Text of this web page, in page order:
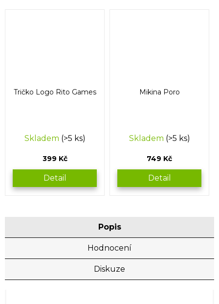
Tričko Logo Rito Games
Skladem (>5 ks)
399 Kč
Detail
Mikina Poro
Skladem (>5 ks)
749 Kč
Detail
Popis
Hodnocení
Diskuze